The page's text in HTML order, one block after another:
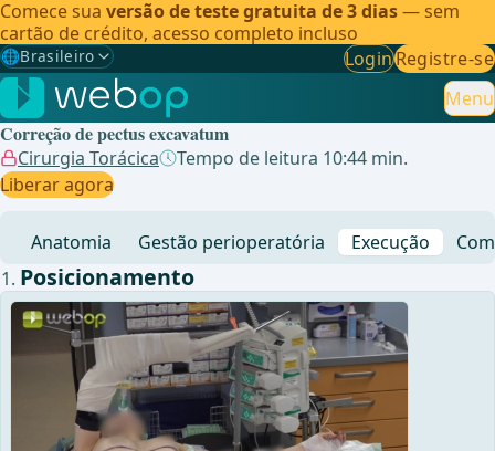
Comece sua versão de teste gratuita de 3 dias— sem
cartão de crédito, acesso completo incluso
🌐Brasileiro
Gewählte Sprache: Brasileiro
🇩🇪 Alemão
🇬🇧Inglês
🇪🇸Espanhol
🇧🇷Brasileiro ✓
LoginRegistre-se
Menu
Correção de pectus excavatum
Cirurgia Torácica
Tempo de leitura 10:44 min.
Liberar agora
Anatomia Gestão perioperatória Execução
Posicionamento